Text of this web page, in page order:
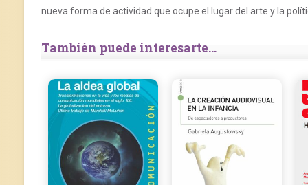
nueva forma de actividad que ocupe el lugar del arte y la
También puede interesarte...